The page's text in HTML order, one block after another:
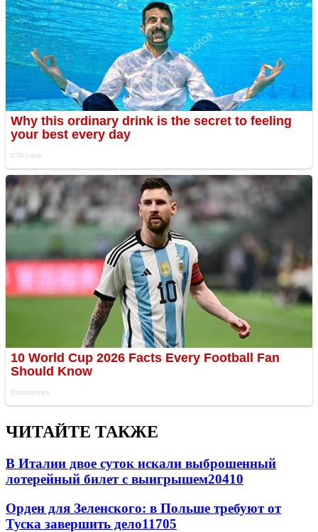
ЧИТАЙТЕ ТАКЖЕ
В Италии двое суток искали выброшенный
лотерейный билет с выигрышем20410
Орден для Зеленского: в Польше требуют от
Туска завершить дело11705